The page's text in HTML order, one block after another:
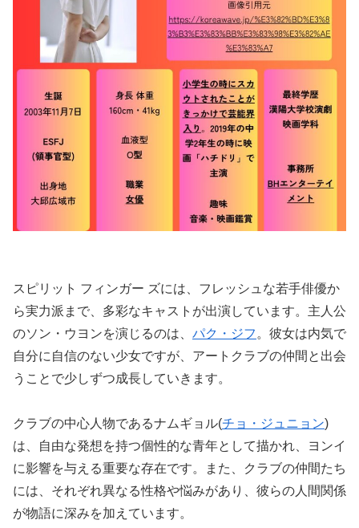
スピリット フィンガー ズには、フレッシュな若手俳優か
ら実力派まで、多彩なキャストが出演しています。主人公
のソン・ウヨンを演じるのは、 パク・ジフ 。彼女は内気で
自分に自信のない少女ですが、アートクラブの仲間と出会
うことで少しずつ成長していきます。
クラブの中心人物であるナムギョル(チョ・ジュニョン)
は、自由な発想を持つ個性的な青年として描かれ、ヨンイ
に影響を与える重要な存在です。また、クラブの仲間たち
には、それぞれ異なる性格や悩みがあり、彼らの人間関係
が物語に深みを加えています。